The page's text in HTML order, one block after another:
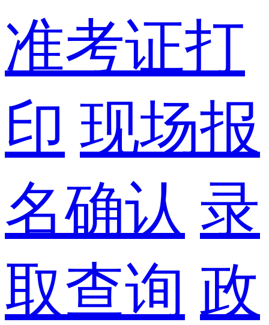
准考证打
印 现场报
名确认 录
取查询 政